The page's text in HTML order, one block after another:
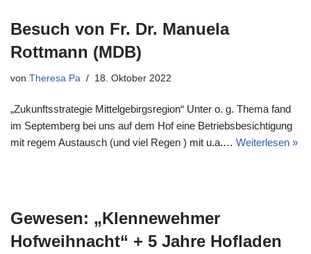
Besuch von Fr. Dr. Manuela
Rottmann (MDB)
von Theresa Pa 18. Oktober 2022
„Zukunftsstrategie Mittelgebirgsregion“ Unter o. g. Thema fand
im Septemberg bei uns auf dem Hof eine Betriebsbesichtigung
mit regem Austausch (und viel Regen ) mit u.a.… Weiterlesen »
Gewesen: „Klennewehmer
Hofweihnacht“ + 5 Jahre Hofladen